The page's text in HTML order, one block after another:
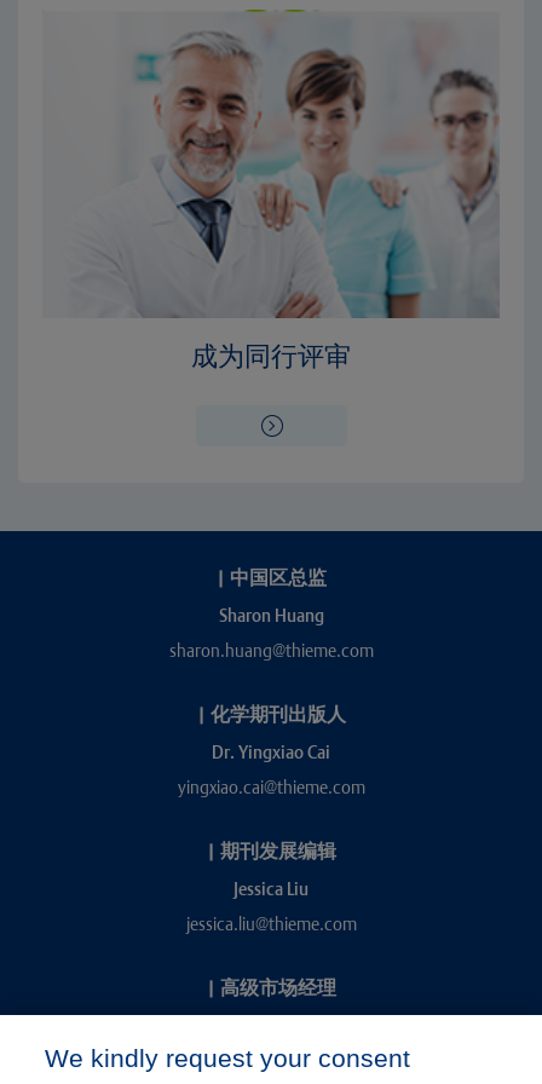
成为同行评审
| 中国区总监
Sharon Huang
sharon.huang@thieme.com
| 化学期刊出版人
Dr. Yingxiao Cai
yingxiao.cai@thieme.com
| 期刊发展编辑
Jessica Liu
jessica.liu@thieme.com
| 高级市场经理
kevin.chang@thieme.com
We kindly request your consent